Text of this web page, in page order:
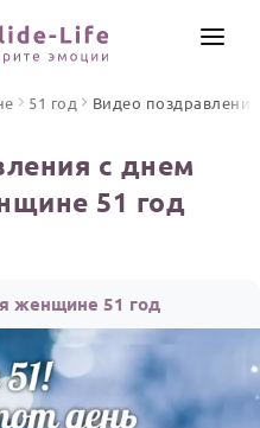
51 год Видео поздравления
с днем
51 год
женщине 51 год